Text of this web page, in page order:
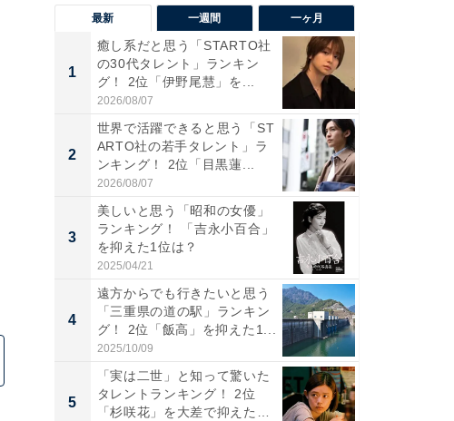
最新 一週間 一ヶ月
1
癒し系だと思う「STARTO社
の30代タレント」ランキン
グ！ 2位「伊野尾慧」を...
2026/08/07
2
世界で活躍できると思う「ST
ARTO社の若手タレント」ラ
ンキング！ 2位「目黒蓮...
2026/08/07
3
美しいと思う「昭和の女優」
ランキング！ 「吉永小百合」
を抑えた1位は？
2025/04/21
4
遠方からでも行きたいと思う
「三重県の道の駅」ランキン
グ！ 2位「飯高」を抑えた1...
2025/10/09
5
「実は二世」と知って驚いた
タレントランキング！ 2位
「杉咲花」を大差で抑えた1